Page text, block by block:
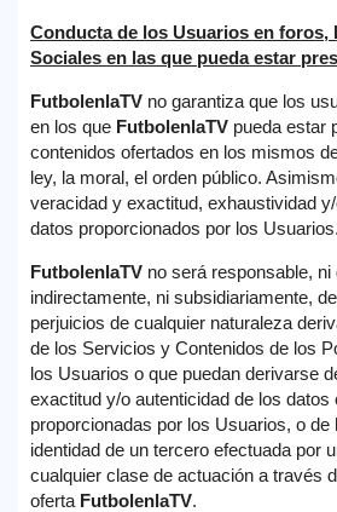
Conducta de los Usuarios en foros,
Sociales en las que pueda estar
FutbolenlaTV no garantiza que los
en los que FutbolenlaTV pueda estar
contenidos ofertados en los mismos
ley, la moral, el orden público.
veracidad y exactitud, exhaustividad
datos proporcionados por los Usuarios.
FutbolenlaTV no será responsable, ni
indirectamente, ni subsidiariamente,
perjuicios de cualquier naturaleza
de los Servicios y Contenidos de los
los Usuarios o que puedan derivarse
exactitud y/o autenticidad de los datos
proporcionadas por los Usuarios, o de
identidad de un tercero efectuada por
cualquier clase de actuación a través
oferta FutbolenlaTV.